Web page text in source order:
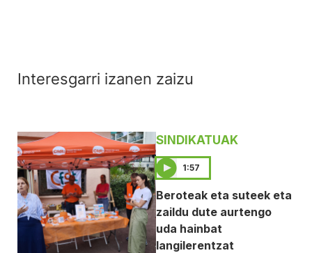
Interesgarri izanen zaizu
SINDIKATUAK
1:57
Beroteak eta suteek eta
zaildu dute aurtengo
uda hainbat
langilerentzat